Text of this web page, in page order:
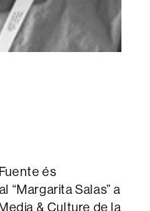
és
Salas” a
& Culture de la